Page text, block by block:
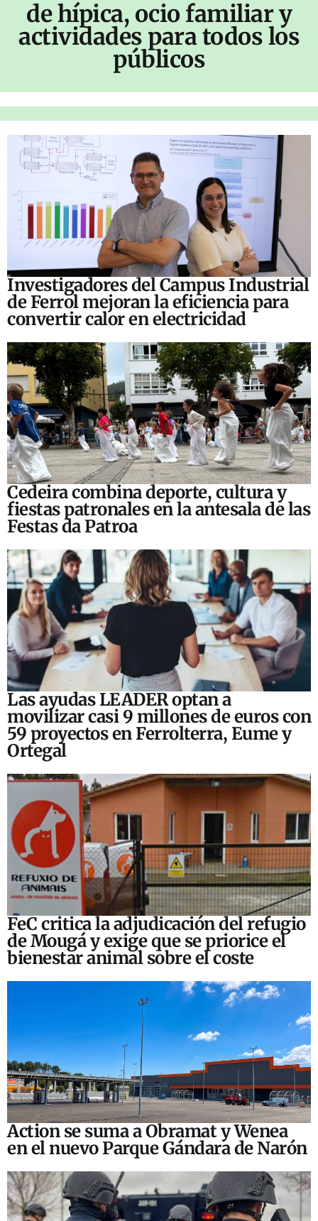
de hípica, ocio familiar y
actividades para todos los
públicos
Investigadores del Campus Industrial
de Ferrol mejoran la eficiencia para
convertir calor en electricidad
Cedeira combina deporte, cultura y
fiestas patronales en la antesala de las
Festas da Patroa
Las ayudas LEADER optan a
movilizar casi 9 millones de euros con
59 proyectos en Ferrolterra, Eume y
Ortegal
FeC critica la adjudicación del refugio
de Mougá y exige que se priorice el
bienestar animal sobre el coste
Action se suma a Obramat y Wenea
en el nuevo Parque Gándara de Narón